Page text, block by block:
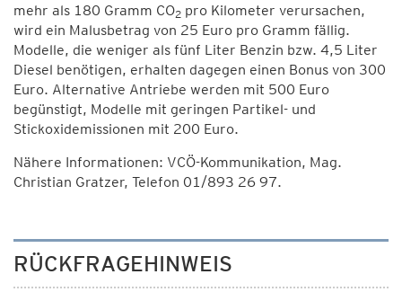
mehr als 180 Gramm CO2 pro Kilometer verursachen,
wird ein Malusbetrag von 25 Euro pro Gramm fällig.
Modelle, die weniger als fünf Liter Benzin bzw. 4,5 Liter
Diesel benötigen, erhalten dagegen einen Bonus von 300
Euro. Alternative Antriebe werden mit 500 Euro
begünstigt, Modelle mit geringen Partikel- und
Stickoxidemissionen mit 200 Euro.
Nähere Informationen: VCÖ-Kommunikation, Mag.
Christian Gratzer, Telefon 01/893 26 97.
RÜCKFRAGEHINWEIS